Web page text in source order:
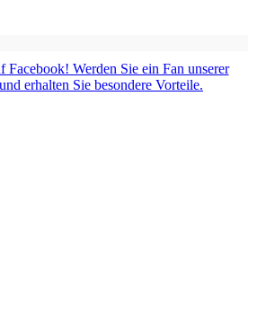
Facebook! Werden Sie ein Fan unserer
erhalten Sie besondere Vorteile.